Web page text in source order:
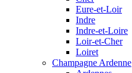
Eure-et-Loir
Indre
Indre-et-Loire
Loir-et-Cher
Loiret
Champagne Ardenne